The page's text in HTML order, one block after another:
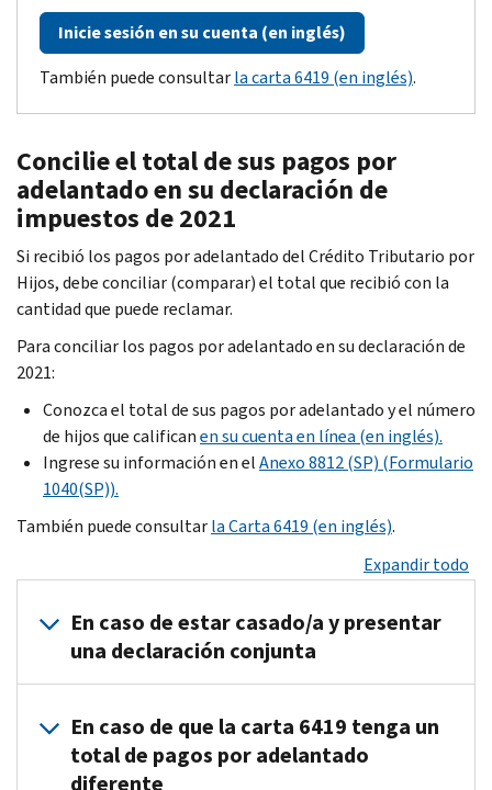
Inicie sesión en su cuenta (en inglés)
También puede consultarla carta 6419 (en inglés).
Concilie el total de sus pagos por
adelantado en su declaración de
impuestos de 2021
Si recibió los pagos por adelantado del Crédito Tributario por
Hijos, debe conciliar (comparar) el total que recibió con la
cantidad que puede reclamar.
Para conciliar los pagos por adelantado en su declaración de
2021:
Conozca el total de sus pagos por adelantado y el número
de hijos que calificanen su cuenta en línea (en inglés).
Ingrese su información en elAnexo 8812 (SP) (Formulario
1040(SP)).
También puede consultarla Carta 6419 (en inglés).
Expandir todo
En caso de estar casado/a y presentar
una declaración conjunta
Para conciliar sus pagos por adelantado en su declaración de
Cada uno de ustedes puede encontrar el total de sus pagos
En caso de que la carta 6419 tenga un
total de pagos por adelantado
diferente